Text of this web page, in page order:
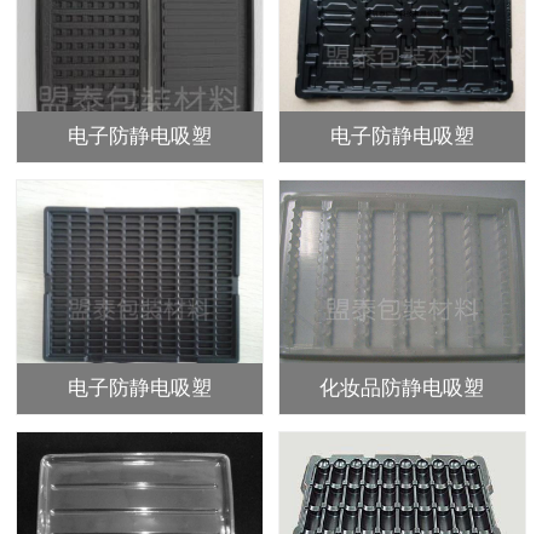
电子防静电吸塑 电子防静电吸塑
电子防静电吸塑 化妆品防静电吸塑